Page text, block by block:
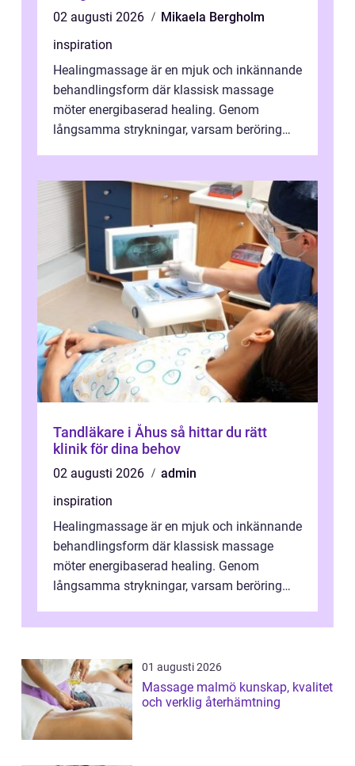
02 augusti 2026
Mikaela Bergholm
inspiration
Healingmassage är en mjuk och inkännande
behandlingsform där klassisk massage
möter energibaserad healing. Genom
långsamma strykningar, varsam beröring
Tandläkare i Åhus så hittar du rätt
klinik för dina behov
02 augusti 2026
admin
inspiration
Healingmassage är en mjuk och inkännande
behandlingsform där klassisk massage
möter energibaserad healing. Genom
långsamma strykningar, varsam beröring
nervsys...
01 augusti 2026
Massage malmö kunskap, kvalitet
och verklig återhämtning